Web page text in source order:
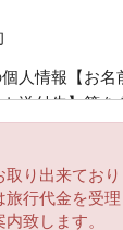
人情報【お
送付先】等
ほかお客様
か、チケッ
。また、同
り出来ており
行代金を受理
致します。